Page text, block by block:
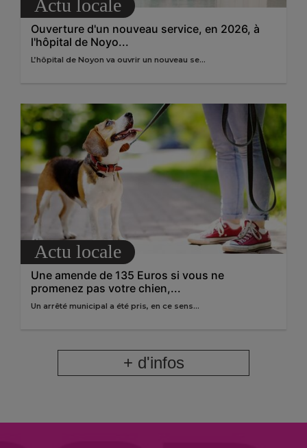
Actu locale
Ouverture d'un nouveau service, en 2026, à
l'hôpital de Noyo...
L’hôpital de Noyon va ouvrir un nouveau se...
Actu locale
Une amende de 135 Euros si vous ne
promenez pas votre chien,...
Un arrêté municipal a été pris, en ce sens...
+ d'infos